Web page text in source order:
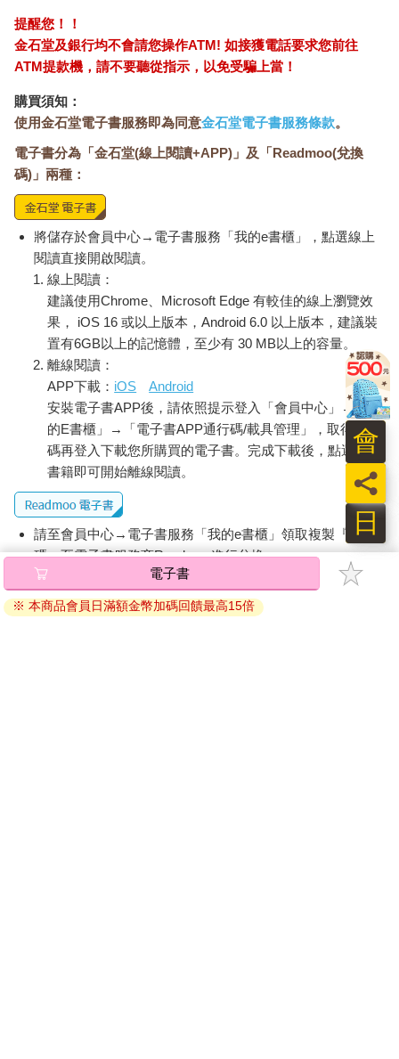
提醒您！！
金石堂及銀行均不會請您操作ATM! 如接獲電話要求您前往
ATM提款機，請不要聽從指示，以免受騙上當！
購買須知：
使用金石堂電子書服務即為同意金石堂電子書服務條款。
電子書分為「金石堂(線上閱讀+APP)」及「Readmoo(兌換
碼)」兩種：
將儲存於會員中心→電子書服務「我的e書櫃」，點選線上
閱讀直接開啟閱讀。
線上閱讀：
建議使用Chrome、Microsoft Edge 有較佳的線上瀏覽效
果， iOS 16 或以上版本，Android 6.0 以上版本，建議裝
置有6GB以上的記憶體，至少有 30 MB以上的容量。
離線閱讀：
APP下載： iOS
Android
安裝電子書APP後，請依照提示登入「會員中心」→「我
的E書櫃」→「電子書APP通行碼/載具管理」，取得通行
碼再登入下載您所購買的電子書。完成下載後，點選任一
書籍即可開始離線閱讀。
請至會員中心→電子書服務「我的e書櫃」領取複製『兌換
碼』至電子書服務商Readmoo進行兌換。
退換貨須知：
因版權保護，您在金石堂所購買的電子書僅能以金石堂專屬
電子書
※ 本商品會員日滿額金幣加碼回饋最高15倍
日
員
會